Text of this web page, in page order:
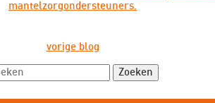
mantelzorgondersteuners.
vorige blog